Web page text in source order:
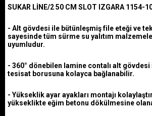
SUKAR LİNE/2 50 CM SLOT IZGARA 1154-
- Alt gövdesi ile bütünleşmiş file eteği ve
sayesinde tüm sürme su yalıtım
uyumludur.
- 360° dönebilen lamine contalı alt
tesisat borusuna kolayca bağlanabilir.
- Yükseklik ayar ayakları montajı
yükseklikte eğim betonu dökülmesine